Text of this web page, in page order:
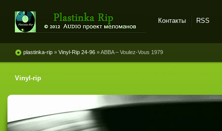
винила и магнитоальбомов
Контакты RSS
plastinka-rip » Vinyl-Rip 24-96 » ABBA – Voulez-Vous 1979
Vinyl-rip